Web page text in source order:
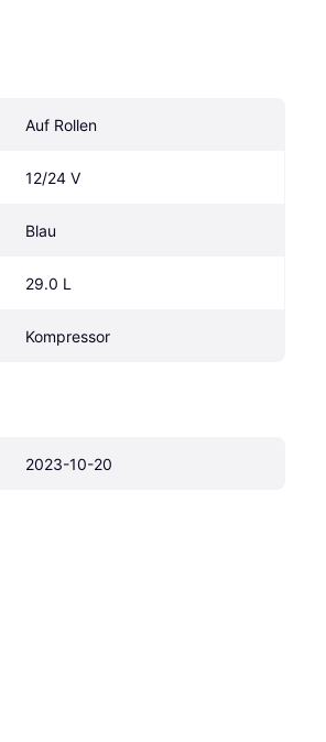
Auf Rollen
12/24 V
Blau
29.0 L
Kompressor
2023-10-20